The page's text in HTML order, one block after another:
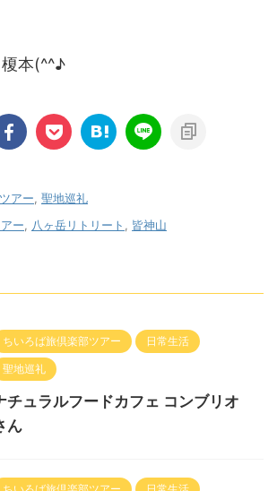
本(^^♪
アー 聖地巡礼
ー 八ヶ岳リトリート 皆神山
ちいろば旅倶楽部ツアー 日常生活
聖地巡礼
チュラルフードカフェ コンブリオ
ん